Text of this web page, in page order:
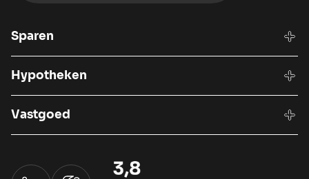
Sparen
Hypotheken
Vastgoed